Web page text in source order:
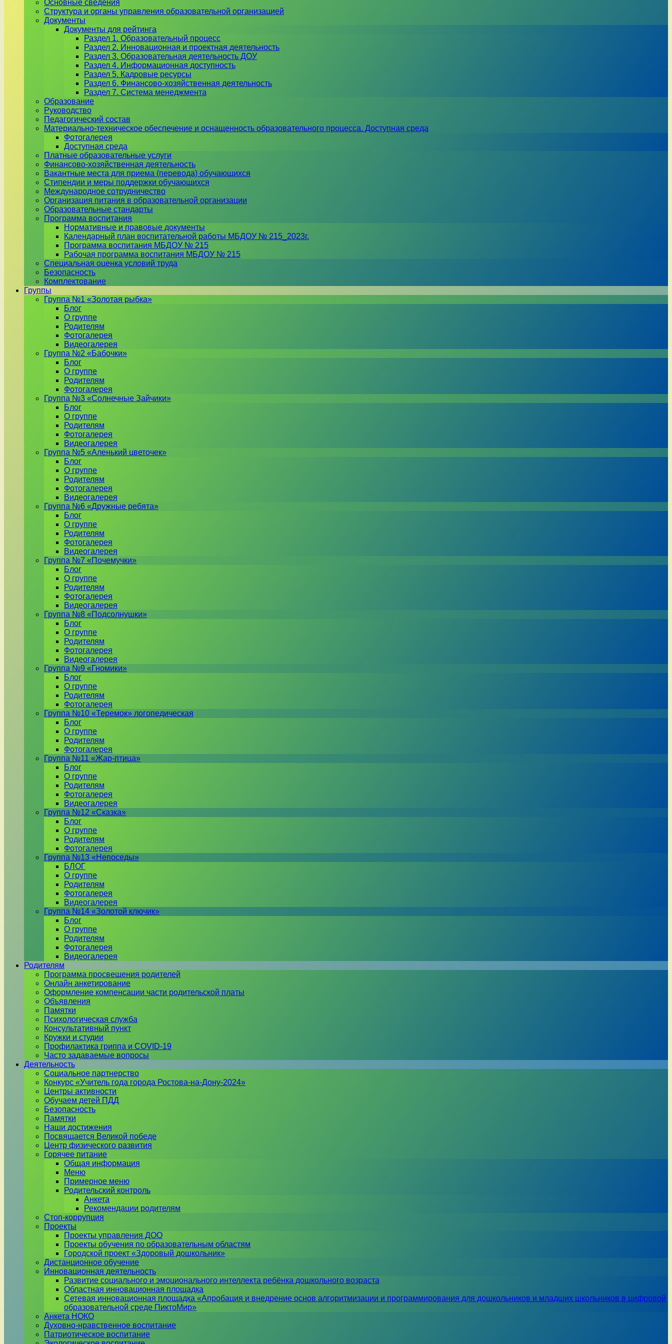
Основные сведения
Структура и органы управления образовательной организацией
Документы
Документы для рейтинга
Раздел 1. Образовательный процесс
Раздел 2. Инновационная и проектная деятельность
Раздел 3. Образовательная деятельность ДОУ
Раздел 4. Информационная доступность
Раздел 5. Кадровые ресурсы
Раздел 6. Финансово-хозяйственная деятельность
Раздел 7. Система менеджмента
Образование
Руководство
Педагогический состав
Материально-техническое обеспечение и оснащенность образовательного процесса. Доступная среда
Фотогалерея
Доступная среда
Платные образовательные услуги
Финансово-хозяйственная деятельность
Вакантные места для приема (перевода) обучающихся
Стипендии и меры поддержки обучающихся
Международное сотрудничество
Организация питания в образовательной организации
Образовательные стандарты
Программа воспитания
Нормативные и правовые документы
Календарный план воспитательной работы МБДОУ № 215_2023г.
Программа воспитания МБДОУ № 215
Рабочая программа воспитания МБДОУ № 215
Специальная оценка условий труда
Безопасность
Комплектование
Группы
Группа №1 «Золотая рыбка»
Блог
О группе
Родителям
Фотогалерея
Видеогалерея
Группа №2 «Бабочки»
Блог
О группе
Родителям
Фотогалерея
Группа №3 «Солнечные Зайчики»
Блог
О группе
Родителям
Фотогалерея
Видеогалерея
Группа №5 «Аленький цветочек»
Блог
О группе
Родителям
Фотогалерея
Видеогалерея
Группа №6 «Дружные ребята»
Блог
О группе
Родителям
Фотогалерея
Видеогалерея
Группа №7 «Почемучки»
Блог
О группе
Родителям
Фотогалерея
Видеогалерея
Группа №8 «Подсолнушки»
Блог
О группе
Родителям
Фотогалерея
Видеогалерея
Группа №9 «Гномики»
Блог
О группе
Родителям
Фотогалерея
Группа №10 «Теремок» логопедическая
Блог
О группе
Родителям
Фотогалерея
Группа №11 «Жар-птица»
Блог
О группе
Родителям
Фотогалерея
Видеогалерея
Группа №12 «Сказка»
Блог
О группе
Родителям
Фотогалерея
Группа №13 «Непоседы»
БЛОГ
О группе
Родителям
Фотогалерея
Видеогалерея
Группа №14 «Золотой ключик»
Блог
О группе
Родителям
Фотогалерея
Видеогалерея
Родителям
Программа просвещения родителей
Онлайн анкетирование
Оформление компенсации части родительской платы
Объявления
Памятки
Психологическая служба
Консультативный пункт
Кружки и студии
Профилактика гриппа и COVID-19
Часто задаваемые вопросы
Деятельность
Социальное партнерство
Конкурс «Учитель года города Ростова-на-Дону-2024»
Центры активности
Обучаем детей ПДД
Безопасность
Памятки
Наши достижения
Посвящается Великой победе
Центр физического развития
Горячее питание
Общая информация
Меню
Примерное меню
Родительский контроль
Анкета
Рекомендации родителям
Стоп-коррупция
Проекты
Проекты управления ДОО
Проекты обучения по образовательным областям
Городской проект «Здоровый дошкольник»
Дистанционное обучение
Инновационная деятельность
Развитие социального и эмоционального интеллекта ребёнка дошкольного возраста
Областная инновационная площадка
Сетевая инновационная площадка «Апробация и внедрение основ алгоритмизации и программирования для дошкольников и младших школьников в цифровой
образовательной среде ПиктоМир»
Анкета НОКО
Духовно-нравственное воспитание
Патриотическое воспитание